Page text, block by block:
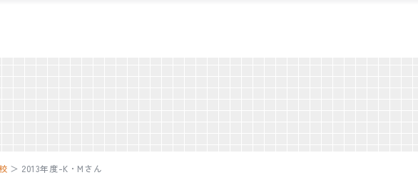
＞ 2013年度-K・Mさん